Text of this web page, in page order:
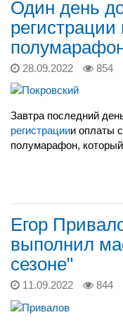
Один день
28.09.2022 854
Завтра последний
регистрациии оплаты
полумарафон,
Егор
выполнил
сезоне"
11.09.2022 844